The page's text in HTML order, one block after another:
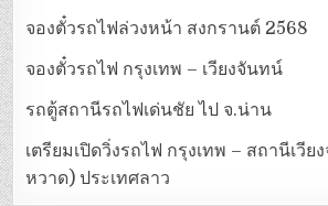
จองตั๋วรถไฟล่วงหน้า สงกรานต์ 2568
จองตั๋วรถไฟ กรุงเทพ – เวียงจันทน์
รถตู้สถานีรถไฟเด่นชัย ไป จ.น่าน
เตรียมเปิดวิ่งรถไฟ กรุงเทพ – สถานีเวีย
หวาด) ประเทศลาว